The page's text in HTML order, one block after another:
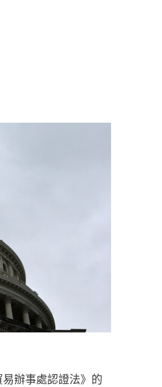
辦事處認證法》的